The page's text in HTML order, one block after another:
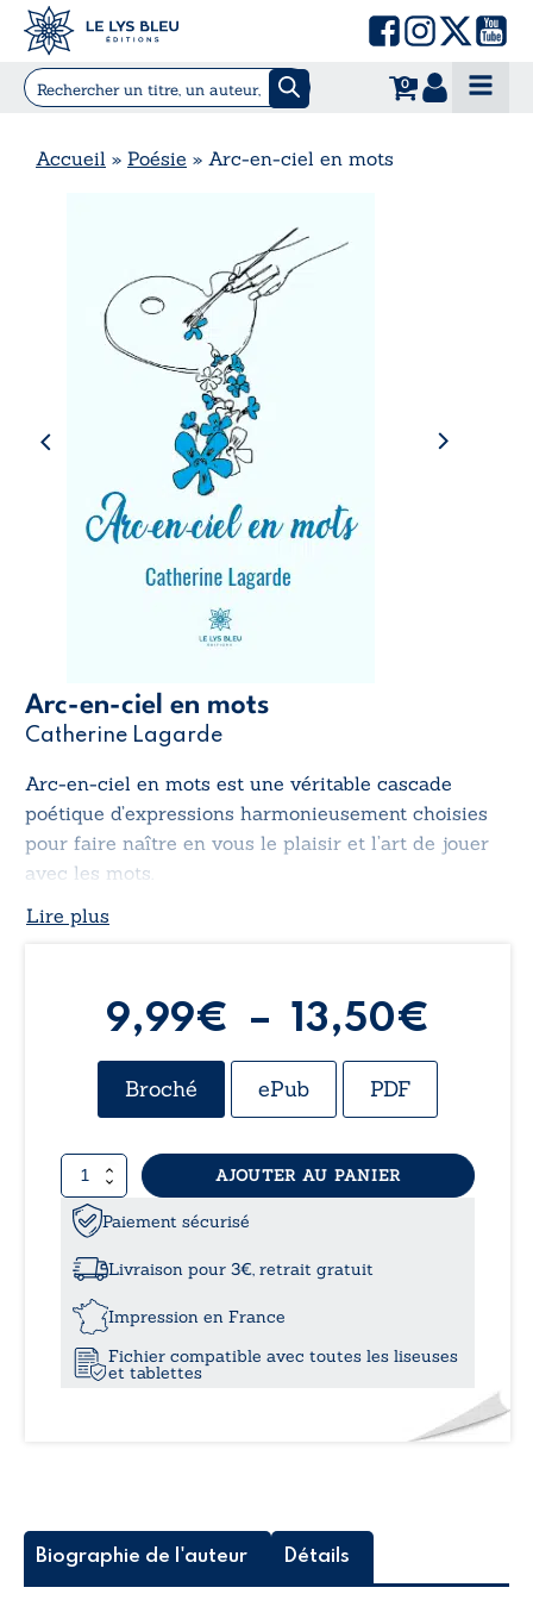
0
Accueil » Poésie » Arc-en-ciel en mots
Arc-en-ciel en mots
Catherine Lagarde
Arc-en-ciel en mots est une véritable cascade
poétique d’expressions harmonieusement choisies
pour faire naître en vous le plaisir et l’art de jouer
avec les mots.
Lire plus
9,99€ – 13,50€
de
Broché ePub PDF
quantité
de
Arc-
ciel
mots
AJOUTER AU PANIER
Paiement sécurisé
Livraison pour 3€, retrait gratuit
Impression en France
Fichier compatible avec toutes les liseuses
et tablettes
Biographie de l'auteur Détails